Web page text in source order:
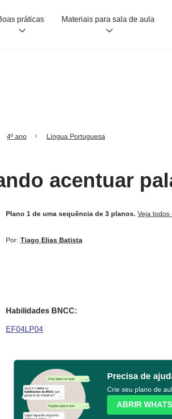
práticas Materiais para sala de aula
4º ano Língua Portuguesa
acentuar
Plano 1 de uma sequência de 3 planos. Veja todos
Por: Tiago Elias Batista
Habilidades BNCC:
EF04LP04
Precisa de
Crie seu plano de
ABRIR